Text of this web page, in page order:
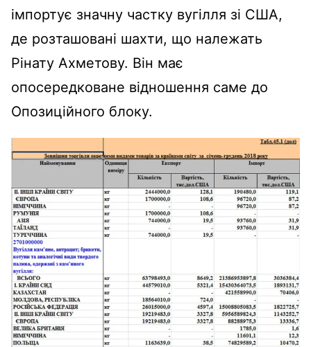
імпортує значну частку вугілля зі США,
де розташовані шахти, що належать
Рінату Ахметову. Він має
опосередковане відношення саме до
Опозиційного блоку.